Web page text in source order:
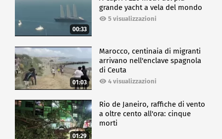
00:33
grande yacht a vela del mondo
5 visualizzazioni
01:03
Marocco, centinaia di migranti
arrivano nell'enclave spagnola
di Ceuta
4 visualizzazioni
01:29
Rio de Janeiro, raffiche di vento
a oltre cento all'ora: cinque
morti